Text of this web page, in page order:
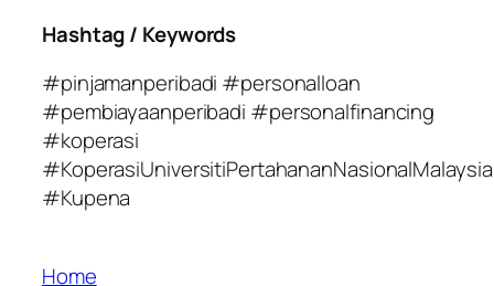
Hashtag / Keywords
#pinjamanperibadi #personalloan
#pembiayaanperibadi #personalfinancing
#koperasi
#KoperasiUniversitiPertahananNasionalMalaysia
#Kupena
Home